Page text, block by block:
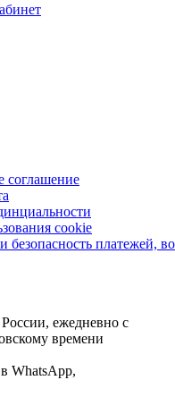
соглашение
cookie
безопасность платежей,
ежедневно с
времени
WhatsApp,